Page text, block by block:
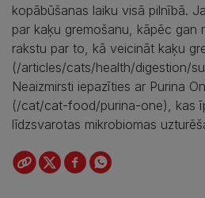
kopābūšanas laiku visā pilnībā.
par kaķu gremošanu, kāpēc gan
rakstu par to, kā veicināt kaķu
(/articles/cats/health/digestion/
Neaizmirsti iepazīties ar Purina
(/cat/cat-food/purina-one), kas
līdzsvarotas mikrobiomas